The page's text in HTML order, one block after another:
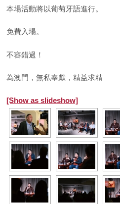
本場活動將以葡萄牙語進行。
免費入場。
不容錯過！
為澳門，無私奉獻，精益求精
[Show as slideshow]